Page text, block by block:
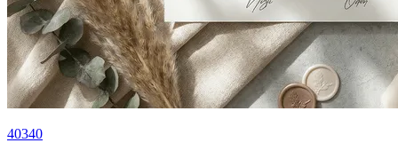
40340